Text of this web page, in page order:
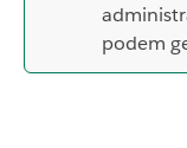
podem